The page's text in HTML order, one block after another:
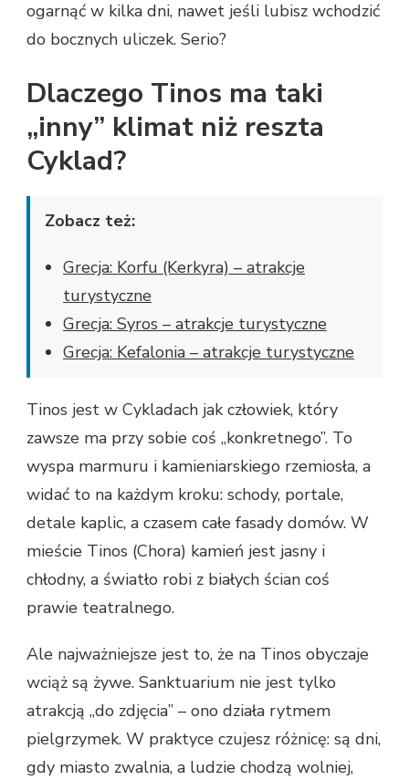
ogarnąć w kilka dni, nawet jeśli lubisz wchodzić
do bocznych uliczek. Serio?
Dlaczego Tinos ma taki
„inny” klimat niż reszta
Cyklad?
Zobacz też:
Grecja: Korfu (Kerkyra) – atrakcje
turystyczne
Grecja: Syros – atrakcje turystyczne
Grecja: Kefalonia – atrakcje turystyczne
Tinos jest w Cykladach jak człowiek, który
zawsze ma przy sobie coś „konkretnego”. To
wyspa marmuru i kamieniarskiego rzemiosła, a
widać to na każdym kroku: schody, portale,
detale kaplic, a czasem całe fasady domów. W
mieście Tinos (Chora) kamień jest jasny i
chłodny, a światło robi z białych ścian coś
prawie teatralnego.
Ale najważniejsze jest to, że na Tinos obyczaje
wciąż są żywe. Sanktuarium nie jest tylko
atrakcją „do zdjęcia” – ono działa rytmem
pielgrzymek. W praktyce czujesz różnicę: są dni,
gdy miasto zwalnia, a ludzie chodzą wolniej,